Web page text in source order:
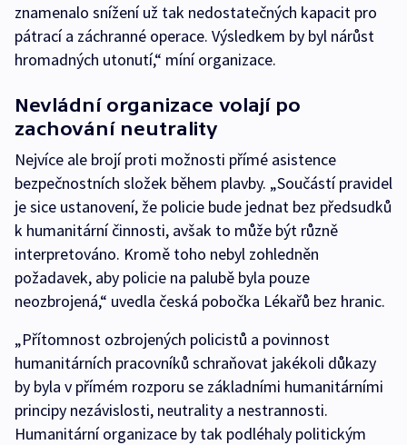
znamenalo snížení už tak nedostatečných kapacit pro
pátrací a záchranné operace. Výsledkem by byl nárůst
hromadných utonutí,“ míní organizace.
Nevládní organizace volají po
zachování neutrality
Nejvíce ale brojí proti možnosti přímé asistence
bezpečnostních složek během plavby. „Součástí pravidel
je sice ustanovení, že policie bude jednat bez předsudků
k humanitární činnosti, avšak to může být různě
interpretováno. Kromě toho nebyl zohledněn
požadavek, aby policie na palubě byla pouze
neozbrojená,“ uvedla česká pobočka Lékařů bez hranic.
„Přítomnost ozbrojených policistů a povinnost
humanitárních pracovníků schraňovat jakékoli důkazy
by byla v přímém rozporu se základními humanitárními
principy nezávislosti, neutrality a nestrannosti.
Humanitární organizace by tak podléhaly politickým